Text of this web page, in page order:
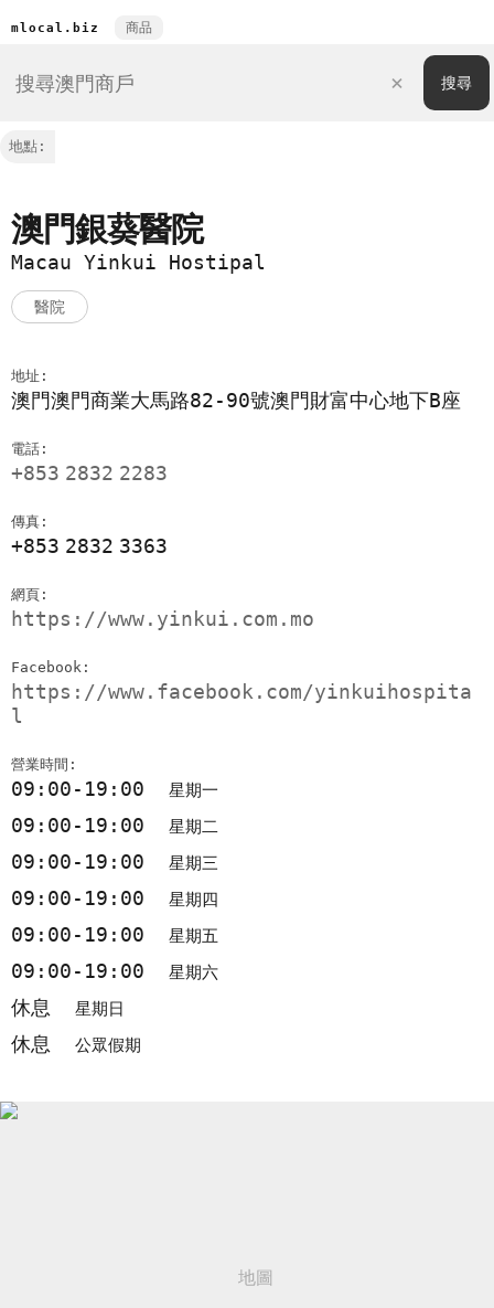
mlocal.biz 商品
地點:
澳門銀葵醫院
Macau Yinkui Hostipal
醫院
地址:
澳門澳門商業大馬路82-90號澳門財富中心地下B座
電話:
+853 2832 2283
傳真:
+853 2832 3363
網頁:
https://www.yinkui.com.mo
Facebook:
https://www.facebook.com/yinkuihospita
l
營業時間:
09:00-19:00 星期一
09:00-19:00 星期二
09:00-19:00 星期三
09:00-19:00 星期四
09:00-19:00 星期五
09:00-19:00 星期六
休息 星期日
休息 公眾假期